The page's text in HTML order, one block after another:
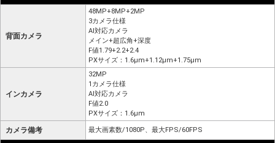
背面カメラ
48MP+8MP+2MP
3カメラ仕様
AI対応カメラ
メイン+超広角+深度
F値1.79+2.2+2.4
PXサイズ：1.6μm+1.12μm+1.75μm
インカメラ
32MP
1カメラ仕様
AI対応カメラ
F値2.0
PXサイズ：1.6μm
カメラ備考 最大画素数/1080P、最大FPS/60FPS